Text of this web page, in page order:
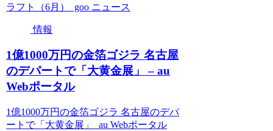
ラフト（6月） goo ニュース
情報
1億1000万円の金箔ゴジラ 名古屋
のデパートで「大黄金展」 – au
Webポータル
1億1000万円の金箔ゴジラ 名古屋のデパ
ートで「大黄金展」 au Webポータル